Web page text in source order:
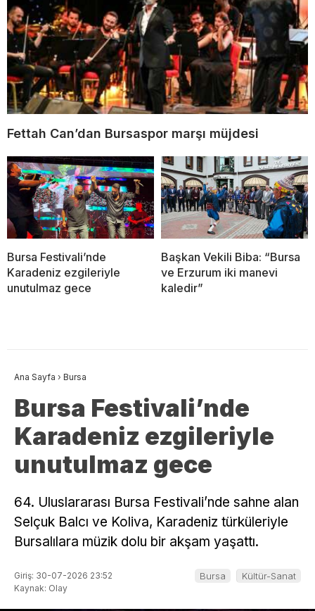
Fettah Can’dan Bursaspor marşı müjdesi
Bursa Festivali’nde
Karadeniz ezgileriyle
unutulmaz gece
Başkan Vekili Biba: “Bursa
ve Erzurum iki manevi
kaledir”
Ana Sayfa › Bursa
Bursa Festivali’nde
Karadeniz ezgileriyle
unutulmaz gece
64. Uluslararası Bursa Festivali’nde sahne alan
Selçuk Balcı ve Koliva, Karadeniz türküleriyle
Bursalılara müzik dolu bir akşam yaşattı.
Giriş: 30-07-2026 23:52
Kaynak: Olay
Bursa Kültür-Sanat